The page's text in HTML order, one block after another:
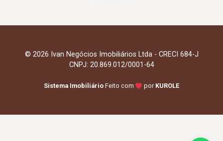
© 2026 Ivan Negócios Imobiliários Ltda - CRECI 684-J
CNPJ: 20.869.012/0001-64
Sistema Imobiliário Feito com por KUROLE